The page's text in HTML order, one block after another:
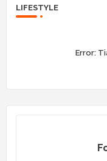
LIFESTYLE
Error: